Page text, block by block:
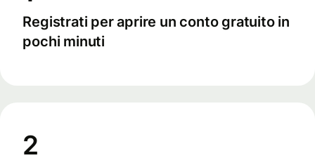
Registrati per aprire un conto gratuito in
pochi minuti
2